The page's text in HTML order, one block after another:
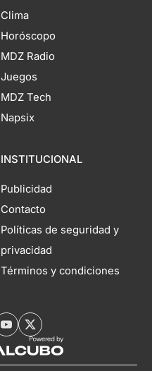
Clima
Horóscopo
MDZ Radio
Juegos
MDZ Tech
Napsix
INSTITUCIONAL
Publicidad
Contacto
Políticas de seguridad y
privacidad
Términos y condiciones